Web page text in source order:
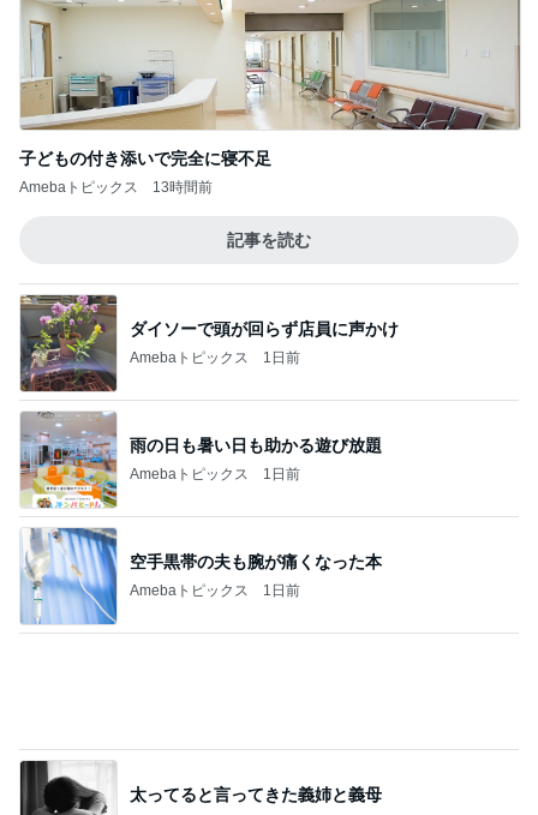
子どもの付き添いで完全に寝不足
Amebaトピックス 13時間前
記事を読む
Amebaトピックス 1日前
雨の日も暑い日も助かる遊び放題
Amebaトピックス 1日前
空手黒帯の夫も腕が痛くなった本
Amebaトピックス 1日前